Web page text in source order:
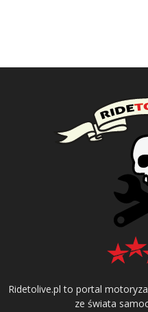
Ridetolive.pl to portal
ze świata